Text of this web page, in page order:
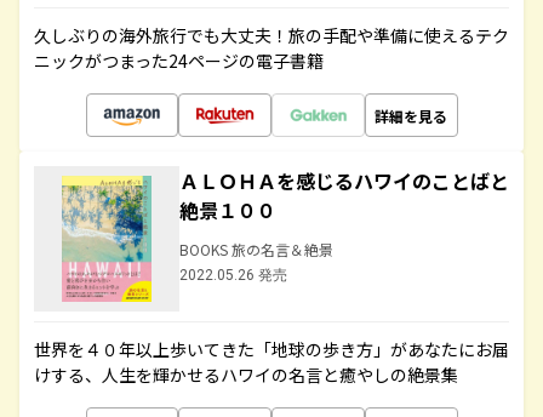
久しぶりの海外旅行でも大丈夫！旅の手配や準備に使えるテク
ニックがつまった24ページの電子書籍
詳細を見る
ＡＬＯＨＡを感じるハワイのことばと
絶景１００
BOOKS 旅の名言＆絶景
2022.05.26 発売
世界を４０年以上歩いてきた「地球の歩き方」があなたにお届
けする、人生を輝かせるハワイの名言と癒やしの絶景集